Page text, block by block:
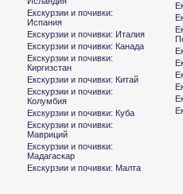
Екскурзии и почивки:
Испания
Екскурзии и почивки: Италия
Екскурзии и почивки: Канада
Екскурзии и почивки:
Киргизстан
Екскурзии и почивки: Китай
Екскурзии и почивки:
Колумбия
Екскурзии и почивки: Куба
Екскурзии и почивки:
Мавриций
Екскурзии и почивки:
Мадагаскар
Екскурзии и почивки: Малта